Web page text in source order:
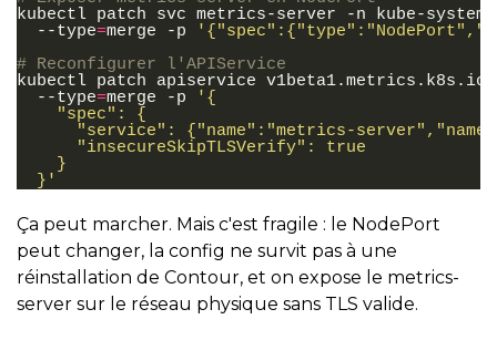
kubectl patch svc metrics-server -n kube-system
--type=merge -p
# Reconfigurer l'APIService
kubectl patch apiservice v1beta1.metrics.k8s.io
--type=merge -p
'{
    "spec": {
"service": {"name":"metrics-
      "insecureSkipTLSVerify": true
    }
  }'
Ça peut marcher. Mais c'est fragile : le NodePort
peut changer, la config ne survit pas à une
réinstallation de Contour, et on expose le metrics-
server sur le réseau physique sans TLS valide.